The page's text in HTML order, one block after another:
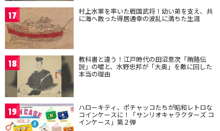
17 村上水軍を率いた戦国武将！幼い弟を支え、共
に海へ散った得居通幸の波乱に満ちた生涯
18 教科書と違う！江戸時代の田沼意次「賄賂伝
説」の嘘と、水野忠邦が「大奥」を敵に回した
本当の理由
19 ハローキティ、ポチャッコたちが昭和レトロな
コインケースに！「サンリオキャラクターズ コ
インケース」第２弾